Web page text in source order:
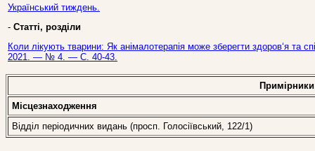
Український тиждень.
- Статті, розділи
Коли лікують тварини: Як анімалотерапія може зберегти здоров‘я та
2021. — № 4. — С. 40-43.
Примірники
Місцезнаходження
Відділ періодичних видань (просп. Голосіївський, 122/1)